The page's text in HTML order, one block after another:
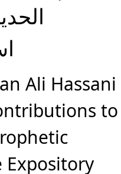
Ali Hassani
to
Expository